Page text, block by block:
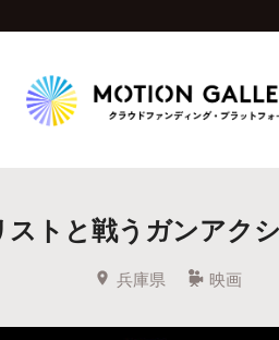
クト 新着プロジェクト
Feature
トと戦うガンアク
兵庫県 映画